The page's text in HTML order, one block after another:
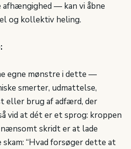
— kan vi åbne
og kollektiv heling.
egne mønstre i dette —
smerter, udmattelse,
eller brug af adfærd, der
vid at dét er et sprog: kroppen
skridt er at lade
“Hvad forsøger dette at